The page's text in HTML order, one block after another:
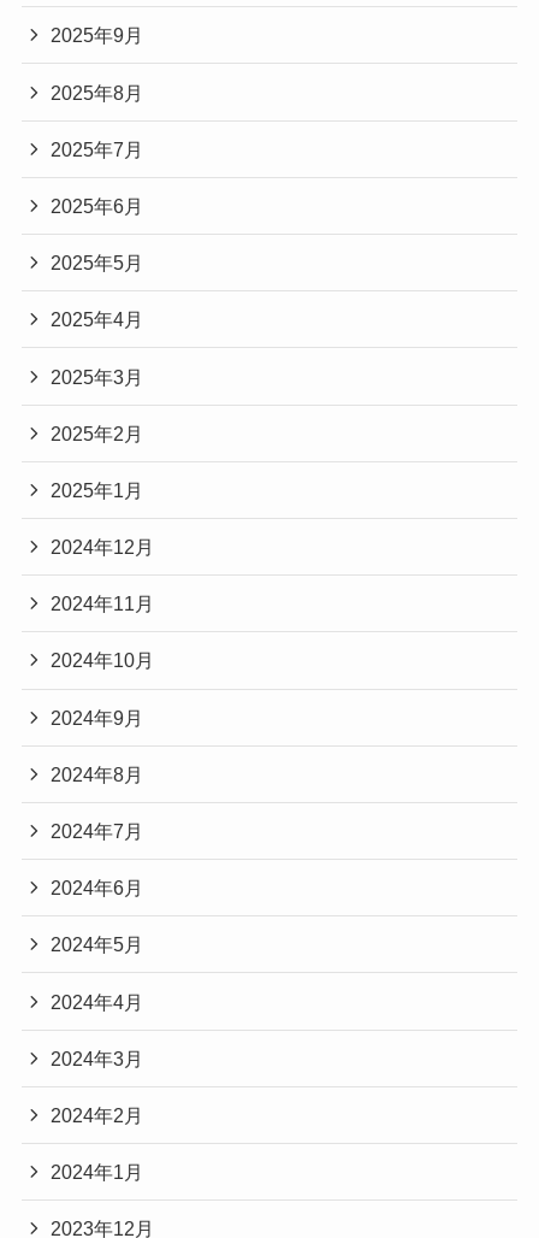
2025年9月
2025年8月
2025年7月
2025年6月
2025年5月
2025年4月
2025年3月
2025年2月
2025年1月
2024年12月
2024年11月
2024年10月
2024年9月
2024年8月
2024年7月
2024年6月
2024年5月
2024年4月
2024年3月
2024年2月
2024年1月
2023年12月